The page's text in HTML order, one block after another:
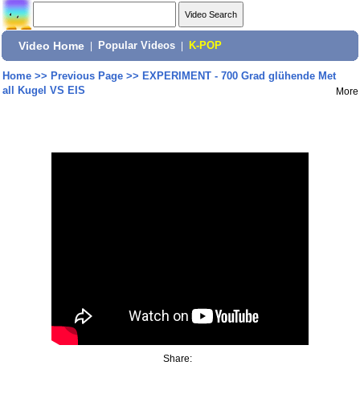
Video Home Popular Videos K-POP
Home>> Previous Page>> EXPERIMENT - 700 Grad glühende Met
all Kugel VS EIS
More
Share: